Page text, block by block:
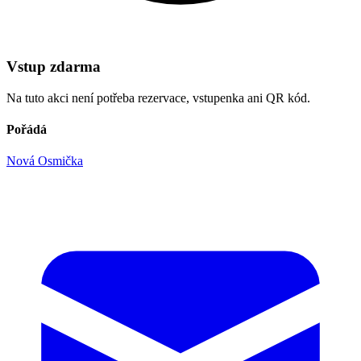
Vstup zdarma
Na tuto akci není potřeba rezervace, vstupenka ani QR kód.
Pořádá
Nová Osmička